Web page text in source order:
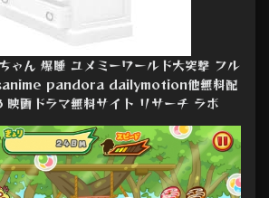
ゃん 爆睡 ユメミーワールド大突撃 フル
pandora dailymotion他無料配
映画ドラマ無料サイト リサーチ ラボ